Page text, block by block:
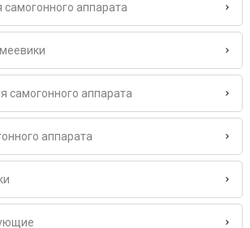
аппарата
самогонного аппарата
аппарата